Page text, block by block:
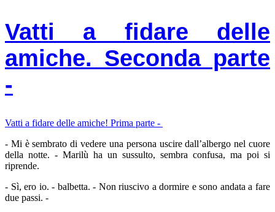
Vatti a fidare delle
amiche. Seconda parte
-
Vatti a fidare delle amiche! Prima parte -
- Mi è sembrato di vedere una persona uscire dall’albergo nel cuore
della notte. - Marilù ha un sussulto, sembra confusa, ma poi si
riprende.
- Sì, ero io. - balbetta. - Non riuscivo a dormire e sono andata a fare
due passi. -